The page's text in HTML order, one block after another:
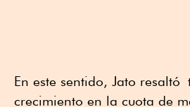
En este sentido, Jato resaltó
crecimiento en la cuota de